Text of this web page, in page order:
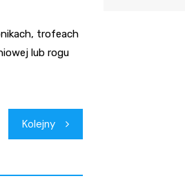
trofeach
lub rogu
Kolejny